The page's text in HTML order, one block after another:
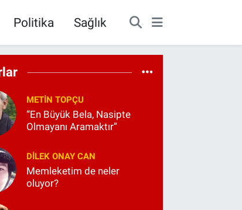
Politika Sağlık
METIN TOPÇU
“En Büyük Bela, Nasipte
Olmayanı Aramaktır”
DILEK ONAY CAN
Memleketim de neler
oluyor?